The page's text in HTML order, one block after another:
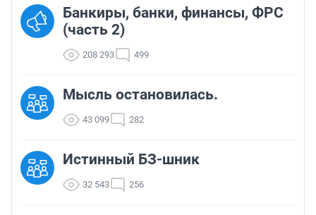
Банкиры, банки, финансы, ФРС
(часть 2)
208 293 499
Мысль остановилась.
43 099 282
Истинный БЗ-шник
32 543 256